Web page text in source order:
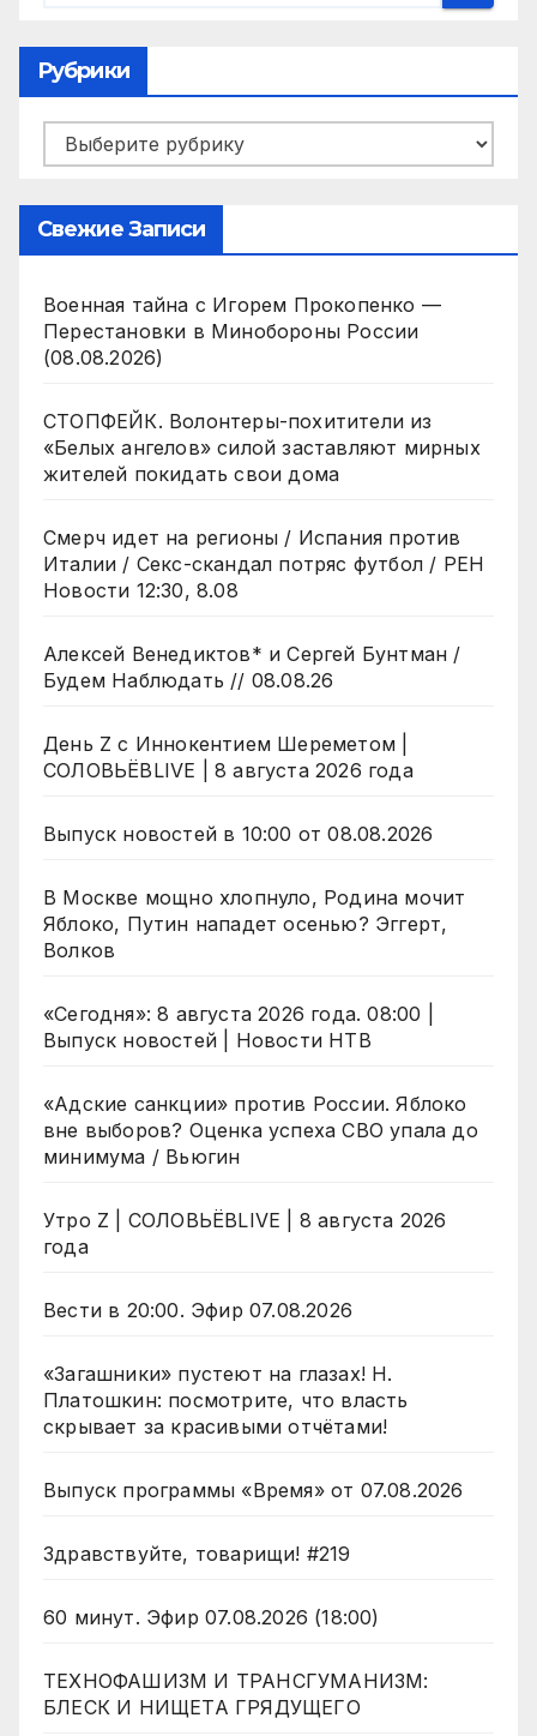
Рубрики
Рубрики
Свежие Записи
Военная тайна с Игорем Прокопенко —
Перестановки в Минобороны России
(08.08.2026)
СТОПФЕЙК. Волонтеры-похитители из
«Белых ангелов» силой заставляют мирных
жителей покидать свои дома
Смерч идет на регионы / Испания против
Италии / Секс-скандал потряс футбол / РЕН
Новости 12:30, 8.08
Алексей Венедиктов* и Сергей Бунтман /
Будем Наблюдать // 08.08.26
День Z с Иннокентием Шереметом |
СОЛОВЬЁВLIVE | 8 августа 2026 года
Выпуск новостей в 10:00 от 08.08.2026
В Москве мощно хлопнуло, Родина мочит
Яблоко, Путин нападет осенью? Эггерт,
Волков
«Сегодня»: 8 августа 2026 года. 08:00 |
Выпуск новостей | Новости НТВ
«Адские санкции» против России. Яблоко
вне выборов? Оценка успеха СВО упала до
минимума / Вьюгин
Утро Z | СОЛОВЬЁВLIVE | 8 августа 2026
года
Вести в 20:00. Эфир 07.08.2026
«Загашники» пустеют на глазах! Н.
Платошкин: посмотрите, что власть
скрывает за красивыми отчётами!
Выпуск программы «Время» от 07.08.2026
Здравствуйте, товарищи! #219
60 минут. Эфир 07.08.2026 (18:00)
ТЕХНОФАШИЗМ И ТРАНСГУМАНИЗМ:
БЛЕСК И НИЩЕТА ГРЯДУЩЕГО